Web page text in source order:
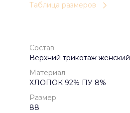
Таблица размеров
Состав
Верхний трикотаж женский
Материал
ХЛОПОК 92% ПУ 8%
Размер
88